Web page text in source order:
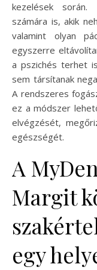
kezelések során.
számára is, akik
valamint olyan
egyszerre
a pszichés terhet
sem társítanak
A rendszeres
ez a módszer
elvégzését,
egészségét.
A
Margit
egy